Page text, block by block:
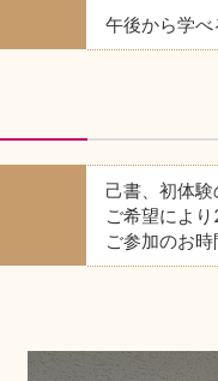
午後から学べ
己書、初体験
ご希望により
ご参加のお